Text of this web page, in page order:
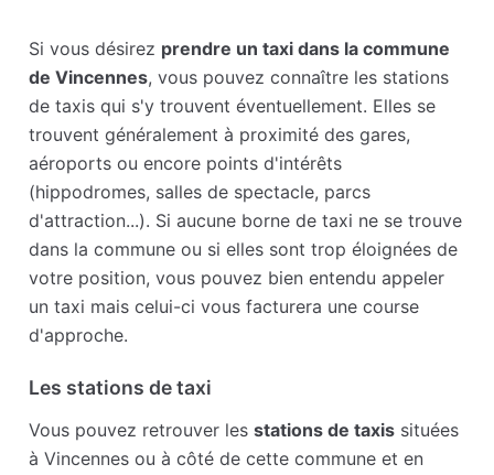
Si vous désirez prendre un taxi dans la commune
de Vincennes, vous pouvez connaître les stations
de taxis qui s'y trouvent éventuellement. Elles se
trouvent généralement à proximité des gares,
aéroports ou encore points d'intérêts
(hippodromes, salles de spectacle, parcs
d'attraction...). Si aucune borne de taxi ne se trouve
dans la commune ou si elles sont trop éloignées de
votre position, vous pouvez bien entendu appeler
un taxi mais celui-ci vous facturera une course
d'approche.
Les stations de taxi
Vous pouvez retrouver lesstations de taxis situées
à Vincennes ou à côté de cette commune et en